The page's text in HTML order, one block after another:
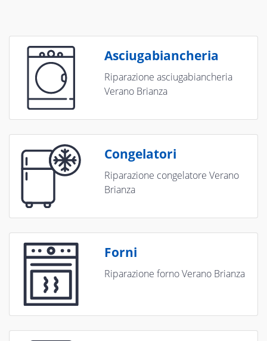
Asciugabiancheria
Riparazione asciugabiancheria
Verano Brianza
Congelatori
Riparazione congelatore Verano
Brianza
Forni
Riparazione forno Verano Brianza